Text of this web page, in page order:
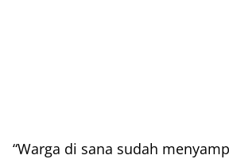
“Warga di sana sudah